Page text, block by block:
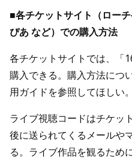
■各チケットサイト（ロー
ぴあ など）での購入方法
各チケットサイトでは、「
購入できる。購入方法につ
用ガイドを参照してほしい。
ライブ視聴コードはチケッ
後に送られてくるメールや
る。ライブ作品を観るため